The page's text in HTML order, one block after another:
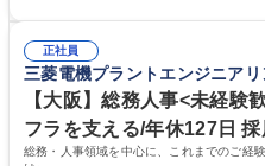
募集職種 【大阪・京都・滋賀】営業
えて、お客様や社員の状況に合わせ
待され。組織を支えるスペシャリス
社員から頼られる存在になること
務の持ち帰りも禁止されており、メ
歴・資格 学歴：大学院 大学 高専 短
正社員
三菱電機プラントエンジニア
【大阪】総務人事<未経験
フラを支える/年休127日 採
総務・人事領域を中心に、これまでのご経